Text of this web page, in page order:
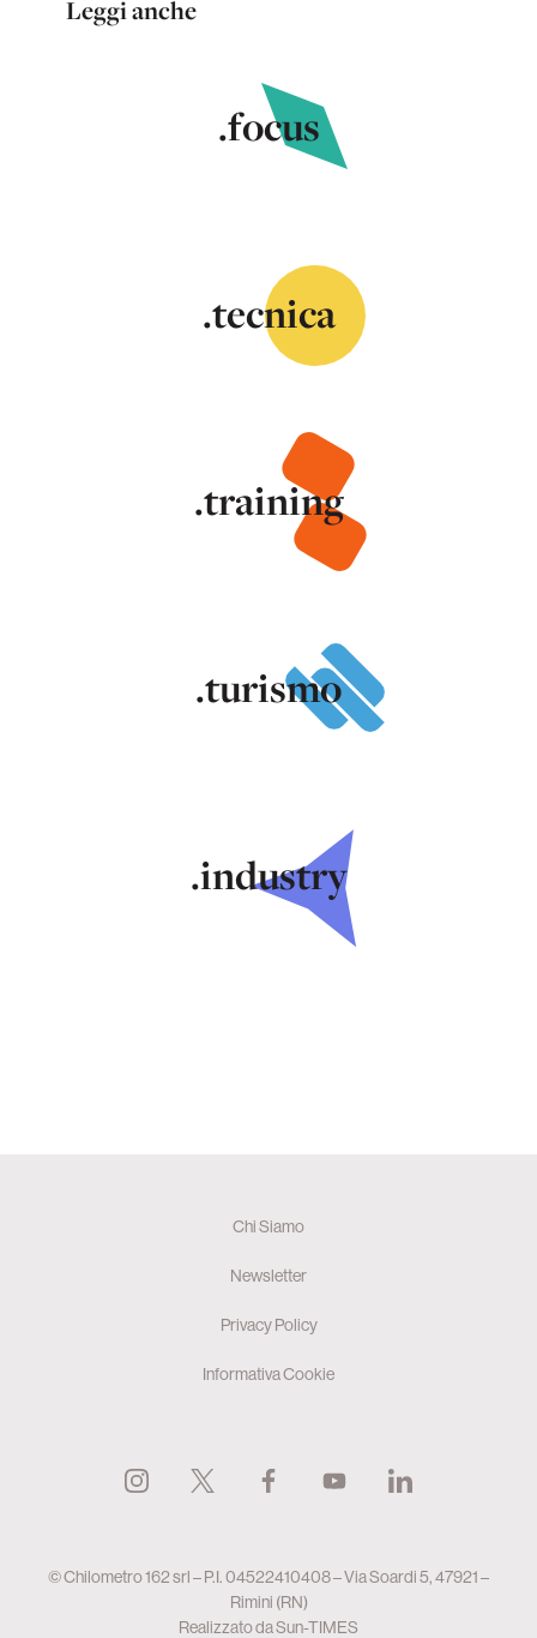
Leggi anche
.focus
.tecnica
.training
.turismo
.industry
Chi Siamo
Newsletter
Privacy Policy
Informativa Cookie
© Chilometro 162 srl – P.I. 04522410408 – Via Soardi 5, 47921 –
Rimini (RN)
Realizzato daSun-TIMES